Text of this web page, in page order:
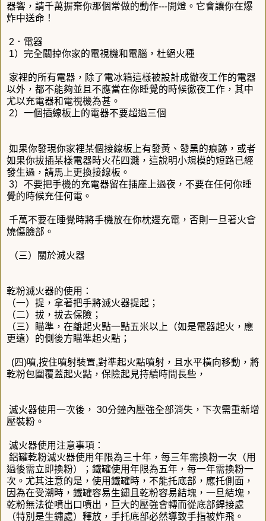
器響，請千萬摒棄你那個常做的動作---開燈。它會讓你在爆
炸中送命！
2．電器
1）完全關掉你家的電視機和電腦，杜絕火種
家裡的所有電器，除了電冰箱這樣被設計成徹夜工作的電器
以外，都不能夠並且不應當在你睡覺的時候徹夜工作，其中
尤以充電器和電視機為甚。
2）一個插線板上的電器不要超過三個
如果你發現你家裡某個接線板上有發黃、發黑的痕跡，或者
如果你拔插某樣電器時火花四濺，這說明小規模的短路已經
發生過，請馬上更換接線板。
3）不要把手機的充電器留在插座上過夜，不要在任何你睡
覺的時候充任何電。
千萬不要在睡覺時將手機放在你枕邊充電，否則一旦著火會
燒傷臉部。
（三）關於滅火器
乾粉滅火器的使用：
（一）提，拿著把手將滅火器提起；
（二）拔，拔去保險；
（三）瞄準，在離起火點一點五米以上（如是電器起火，應
更遠）的側後方瞄準起火點；
(四)噴,按住噴射裝置,對準起火點噴射，且水平橫向移動，將
乾粉包圍覆蓋起火點，保險起見持續時間長些，
滅火器使用一次後， 30分鐘內壓強全部消失，下次需重新增
壓裝粉。
滅火器使用注意事項：
鋁罐乾粉滅火器使用年限為三十年，每三年需換粉一次（用
過後需立即換粉）；鐵罐使用年限為五年，每一年需換粉一
次。尤其注意的是，使用鐵罐時，不能托底部，應托側面，
因為在受潮時，鐵罐容易生鏽且乾粉容易結塊，一旦結塊，
乾粉無法從噴出口噴出，巨大的壓強會轉而從底部銲接處
（特別是生鏽處）釋放，手托底部必然導致手指被炸飛。